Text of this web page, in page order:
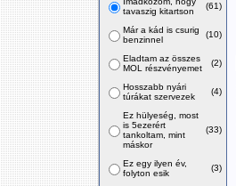
tavaszig kitartson
(61)
Már a kád is csurig
benzinnel
(10)
Eladtam az összes
MOL részvényemet
(2)
Hosszabb nyári
túrákat szervezek
(4)
Ez hülyeség, most
is 5ezerért
tankoltam, mint
máskor
(33)
Ez egy ilyen év,
folyton esik
(3)